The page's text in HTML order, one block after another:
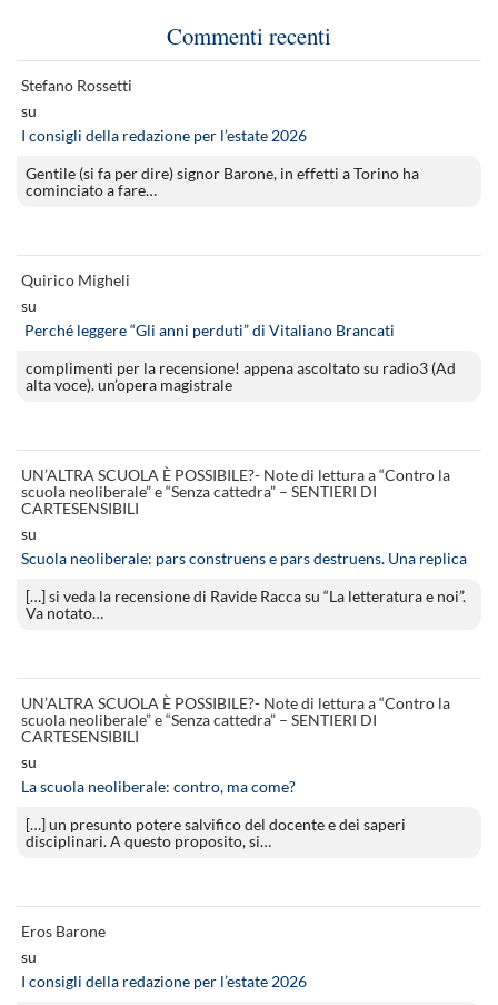
Commenti recenti
Stefano Rossetti
su
I consigli della redazione per l’estate 2026
Gentile (si fa per dire) signor Barone, in effetti a Torino ha
cominciato a fare…
Quirico Migheli
su
Perché leggere “Gli anni perduti” di Vitaliano Brancati
complimenti per la recensione! appena ascoltato su radio3 (Ad
alta voce). un’opera magistrale
UN’ALTRA SCUOLA È POSSIBILE?- Note di lettura a “Contro la
scuola neoliberale” e “Senza cattedra” – SENTIERI DI
CARTESENSIBILI
su
Scuola neoliberale: pars construens e pars destruens. Una replica
[…] si veda la recensione di Ravide Racca su “La letteratura e noi”.
Va notato…
UN’ALTRA SCUOLA È POSSIBILE?- Note di lettura a “Contro la
scuola neoliberale” e “Senza cattedra” – SENTIERI DI
CARTESENSIBILI
su
La scuola neoliberale: contro, ma come?
[…] un presunto potere salvifico del docente e dei saperi
disciplinari. A questo proposito, si…
Eros Barone
su
I consigli della redazione per l’estate 2026